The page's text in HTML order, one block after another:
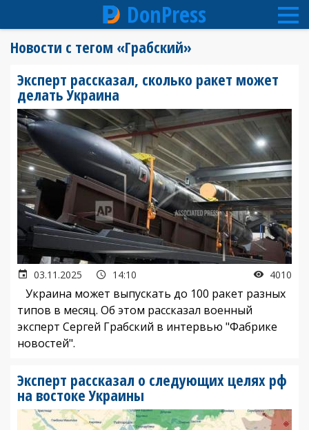
содержанию
DonPress
Новости с тегом «Грабский»
Эксперт рассказал, сколько ракет может
делать Украина
03.11.2025 14:10 4010
Украина может выпускать до 100 ракет разных
типов в месяц. Об этом рассказал военный
эксперт Сергей Грабский в интервью "Фабрике
новостей".
Эксперт рассказал о следующих целях рф
на востоке Украины